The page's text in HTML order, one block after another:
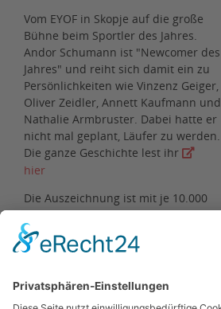
Vom EYOF in Skopje auf die große
Bühne beim Sportler des Jahres.
Andor Schumann ist "Newcomer des
Jahres" und reiht sich damit ein zu
Persönlichkeiten wie Vinzenz Geiger,
Oliver Zeidler, Annett Kaufmann und
Nathalie Armbruster. Dabei hatte er
nicht mal geplant, Läufer zu werden.
Die ganze Geschichte lest ihr
hier
Die Auszeichnung ist mit je 10.000
Euro für den Athleten und seinen
Heimatverein dotiert und wird von
der Glücksspirale-Zusatzlotterie
gestellt.